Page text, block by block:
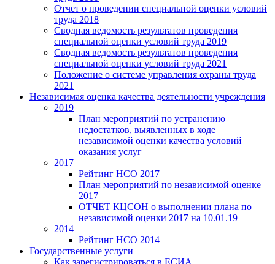
Отчет о проведении специальной оценки условий
труда 2018
Сводная ведомость результатов проведения
специальной оценки условий труда 2019
Сводная ведомость результатов проведения
специальной оценки условий труда 2021
Положение о системе управления охраны труда
2021
Независимая оценка качества деятельности учреждения
2019
План мероприятий по устранению
недостатков, выявленных в ходе
независимой оценки качества условий
оказания услуг
2017
Рейтинг НСО 2017
План мероприятий по независимой оценке
2017
ОТЧЕТ КЦСОН о выполнении плана по
независимой оценки 2017 на 10.01.19
2014
Рейтинг НСО 2014
Государственные услуги